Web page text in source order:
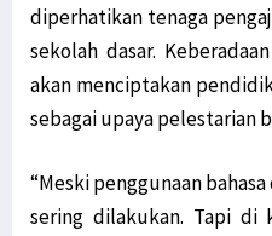
diperhatikan tenaga
sekolah dasar.
akan menciptakan
sebagai upaya pelestarian
“Meski penggunaan
sering dilakukan. Tapi di